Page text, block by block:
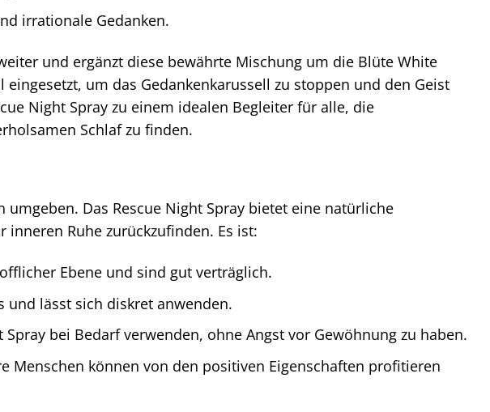
irrationale Gedanken.
und ergänzt diese bewährte Mischung um die Blüte White
um das Gedankenkarussell zu stoppen und den Geist
Night Spray zu einem idealen Begleiter für alle, die
Schlaf zu finden.
Das Rescue Night Spray bietet eine natürliche
Ruhe zurückzufinden. Es ist:
Ebene und sind gut verträglich.
und lässt sich diskret anwenden.
Spray bei Bedarf verwenden, ohne Angst vor Gewöhnung zu haben.
Menschen können von den positiven Eigenschaften profitieren